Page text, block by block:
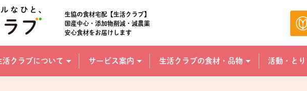
生協の食材宅配【生活クラブ】
国産中心・添加物削減・減農薬
安心食材をお届けします
活クラブについて サービス案内 生活クラブの食材・品物 活動・と